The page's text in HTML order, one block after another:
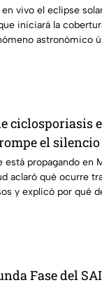
vivo el eclipse
iniciará la
astronómico
ciclosporiasis
el
está propagando en
aclaró qué ocurre
y explicó por qué
Fase del